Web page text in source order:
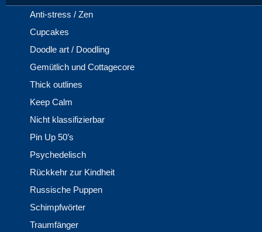
Anti-stress / Zen
Cupcakes
Doodle art / Doodling
Gemütlich und Cottagecore
Thick outlines
Keep Calm
Nicht klassifizierbar
Pin Up 50’s
Psychedelisch
Rückkehr zur Kindheit
Russische Puppen
Schimpfwörter
Traumfänger